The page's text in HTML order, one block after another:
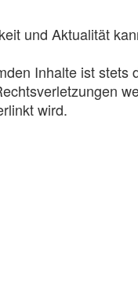
und Aktualität
Inhalte ist stets
wird.